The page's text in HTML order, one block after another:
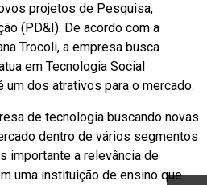
projetos de Pesquisa,
(PD&I). De acordo com a
Trocoli, a empresa busca
em Tecnologia Social
um dos atrativos para o mercado.
de tecnologia buscando novas
dentro de vários segmentos
importante a relevância de
uma instituição de ensino que